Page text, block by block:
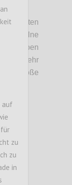
einzelne
haben
sehr
große
auf
zu
zu
in